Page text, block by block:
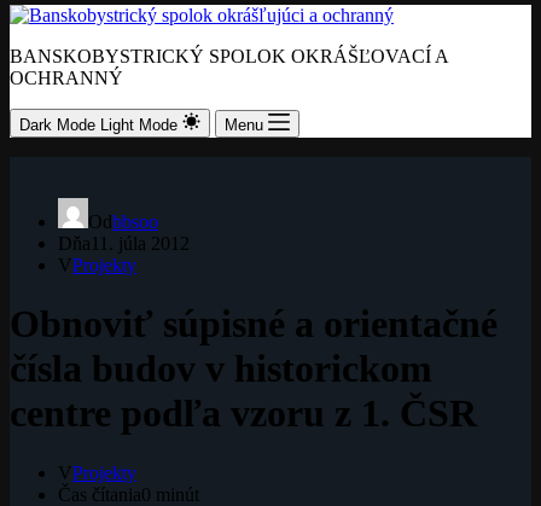
BANSKOBYSTRICKÝ SPOLOK OKRÁŠĽOVACÍ A
OCHRANNÝ
Dark Mode Light Mode Menu
Odbbsoo
Dňa 11. júla 2012
VProjekty
Obnoviť súpisné a orientačné
čísla budov v historickom
centre podľa vzoru z 1. ČSR
VProjekty
Čas čítania0 minút